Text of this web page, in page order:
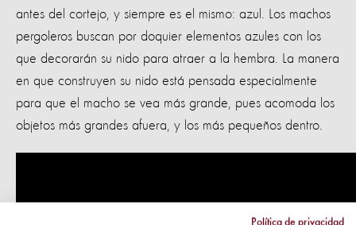
antes del cortejo, y siempre es el mismo: azul. Los machos
pergoleros buscan por doquier elementos azules con los
que decorarán su nido para atraer a la hembra. La manera
en que construyen su nido está pensada especialmente
para que el macho se vea más grande, pues acomoda los
objetos más grandes afuera, y los más pequeños dentro.
Política de privacidad